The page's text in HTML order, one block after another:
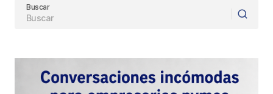
Buscar